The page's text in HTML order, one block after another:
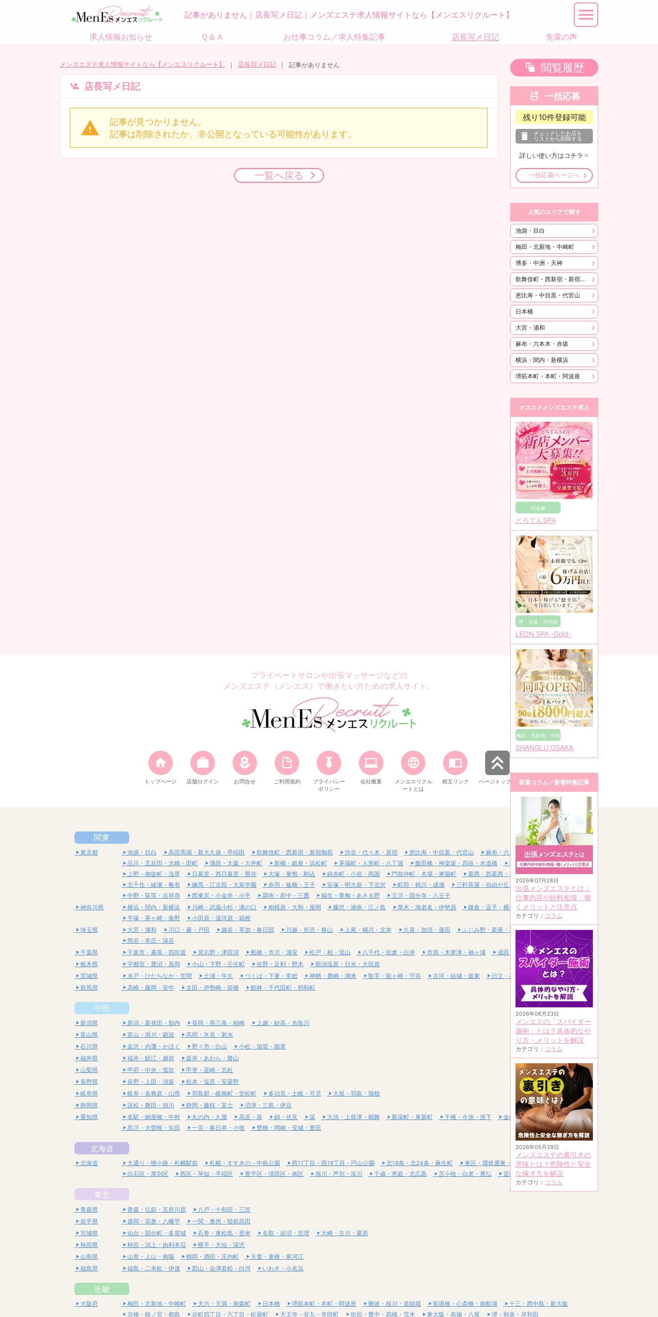
記事がありません｜店長写メ日記｜メンズエステ求人情報サイトなら【メンエスリクルート】
求人情報お知らせ Ｑ＆Ａ お仕事コラム／求人特集記事 店長写メ日記 先輩の声
メンズエステ求人情報サイトなら【メンエスリクルート】 店長写メ日記 記事がありません
店長写メ日記
記事が見つかりません。
記事は削除されたか、非公開となっている可能性があります。
一覧へ戻る
閲覧履歴
一括応募
残り 10件登録可能
チェックしたお店を
リストから削除する
詳しい使い方はコチラ
一括応募ページへ
人気のエリアで探す
池袋・目白
梅田・北新地・中崎町
博多・中洲・天神
歌舞伎町・西新宿・新宿御苑
恵比寿・中目黒・代官山
日本橋
大宮・浦和
麻布・六本木・赤坂
横浜・関内・新横浜
堺筋本町・本町・阿波座
オススメメンズエステ求人
日本橋
とろてんSPA
堺・和泉・岸和田
LEON SPA -Gold-
梅田・北新地・中崎
町
SHANGLU OSAKA
新着コラム／新着特集記事
2026年07月28日
出張メンズエステとは｜
仕事内容や給料相場・働
くメリットと注意点
カテゴリ： コラム
2026年06月23日
メンエスの「スパイダー
施術」とは？具体的なや
り方・メリットを解説
カテゴリ： コラム
2026年05月28日
メンズエステの裏引きの
意味とは？危険性と安全
な稼ぎ方を解説
カテゴリ： コラム
プライベートサロンや出張マッサージなどの
メンズエステ（メンエス）で働きたい方ための求人サイト。
トップページ 店舗ログイン お問合せ ご利用規約
プライバシー
ポリシー
会社概要
メンエスリクル
ートとは
相互リンク ページトップへ
関東
東京都 池袋・目白 高田馬場・新大久保・早稲田 歌舞伎町・西新宿・新宿御苑 渋谷・代々木・原宿 恵比寿・中目黒・代官山
麻布・六本木・赤坂
品川・五反田・大崎・田町
蒲田・大森・大井町 新橋・銀座・浜松町 茅場町・人形町・八丁堀 飯田橋・神楽坂・四谷・水道橋
神田・秋葉原・浅草橋
上野・御徒町・浅草
日暮里・西日暮里・鶯谷 大塚・巣鴨・駒込 錦糸町・小岩・両国 門前仲町・木場・東陽町
葛西・西葛西・一之江
北千住・綾瀬・亀有
練馬・江古田・大泉学園 赤羽・板橋・王子 笹塚・明大前・下北沢 町田・鶴川・成瀬
三軒茶屋・自由が丘・二子玉川
中野・荻窪・吉祥寺
西東京・小金井・小平 調布・府中・三鷹 福生・青梅・あきる野
立川・国分寺・八王子
神奈川県
横浜・関内・新横浜 川崎・武蔵小杉・溝の口 相模原・大和・座間 藤沢・湘南・江ノ島 厚木・海老名・伊勢原
鎌倉・逗子・横須賀
平塚・茅ヶ崎・秦野
小田原・湯河原・箱根
埼玉県
大宮・浦和 川口・蕨・戸田 越谷・草加・春日部 川越・所沢・狭山 上尾・桶川・北本 久喜・加須・蓮田
ふじみ野・新座・富士見
熊谷・本庄・深谷
千葉県
千葉市・幕張・四街道 習志野・津田沼 船橋・市川・浦安 松戸・柏・流山 八千代・佐倉・白井 市原・木更津・袖ヶ浦
成田・富里・印西
栃木県
宇都宮・鹿沼・真岡 小山・下野・壬生町 佐野・足利・野木
那須塩原・日光・大田原
茨城県
水戸・ひたちなか・笠間 土浦・牛久 つくば・下妻・常総 神栖・鹿嶋・潮来 取手・龍ヶ崎・守谷 古河・結城・坂東
日立・高萩・常陸太田
群馬県
高崎・藤岡・安中 太田・伊勢崎・前橋 館林・千代田町・明和町
中部
新潟県 新潟・新発田・胎内 長岡・燕三条・柏崎
上越・妙高・糸魚川
富山県
富山・滑川・砺波
高岡・氷見・射水
石川県
金沢・内灘・かほく 野々市・白山
小松・加賀・能美
福井県
福井・鯖江・越前
坂井・あわら・勝山
山梨県
甲府・中央・笛吹
甲斐・韮崎・北杜
長野県
長野・上田・須坂
松本・塩尻・安曇野
岐阜県
岐阜・各務原・山県 羽島郡・岐南町・笠松町 多治見・土岐・可児
大垣・羽島・瑞穂
静岡県
浜松・磐田・掛川 静岡・藤枝・富士
沼津・三島・伊豆
愛知県
名駅・納屋橋・中村 丸の内・久屋 高岳・泉 錦・伏見 栄 大須・上前津・鶴舞 新栄町・東新町 千種・今池・池下
金山・熱田
黒川・大曽根・矢田
一宮・春日井・小牧 豊橋・岡崎・安城・豊田
北海道
北海道 大通り・狸小路・札幌駅前 札幌・すすきの・中島公園 西11丁目・西18丁目・円山公園 北18条・北24条・麻生町
東区・環状通東・新道東
白石区・厚別区
西区・琴似・手稲区 豊平区・清田区・南区 旭川・芦別・深川 千歳・恵庭・北広島 苫小牧・白老・勇払 室蘭・登別・伊達
東北
青森県 青森・弘前・五所川原
八戸・十和田・三沢
岩手県
盛岡・花巻・八幡平
一関・奥州・陸前高田
宮城県
仙台・国分町・多賀城 石巻・東松島・登米 名取・岩沼・亘理
大崎・古川・栗原
秋田県
秋田・潟上・由利本荘
横手・大仙・湯沢
山形県
山形・上山・南陽 鶴岡・酒田・庄内町
天童・東根・寒河江
福島県
福島・二本松・伊達 郡山・会津若松・白河 いわき・小名浜
近畿
大阪府 梅田・北新地・中崎町 天六・天満・南森町 日本橋 堺筋本町・本町・阿波座 難波・桜川・道頓堀 長堀橋・心斎橋・南船場
十三・西中島・新大阪
京橋・桜ノ宮・都島
谷町四丁目・六丁目・松屋町 天王寺・谷九・寺田町 吹田・豊中・高槻・茨木 東大阪・布施・八尾 堺・和泉・岸和田